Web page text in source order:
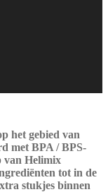
het gebied van
met BPA / BPS-
van Helimix
tot in de
stukjes binnen